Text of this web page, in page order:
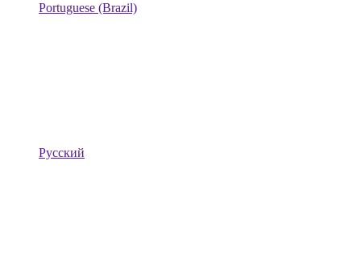
Portuguese (Brazil)
Русский